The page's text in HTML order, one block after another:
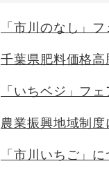
「市川のなし」
千葉県肥料価格
「いちベジ」フ
農業振興地域制度
「市川いちご」